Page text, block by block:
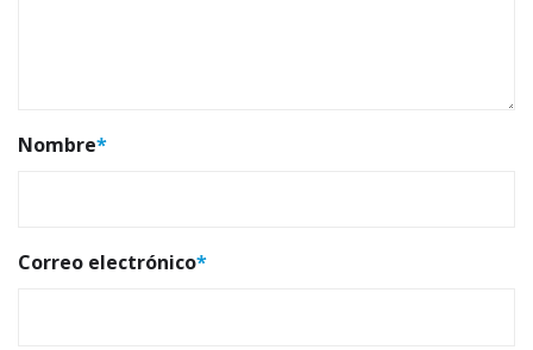
Nombre*
Correo electrónico*